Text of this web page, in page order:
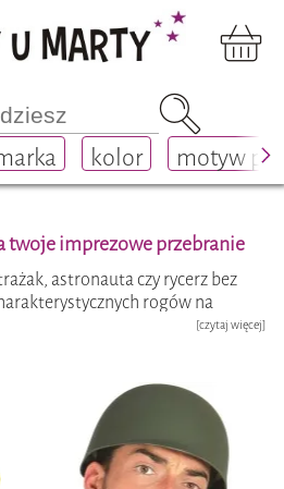
kolor motyw
dodatki do strojów
na głowę
twoje imprezowe przebranie
astronauta czy rycerz bez
rogów na
hełm lub kask to obowiązkowy[czytaj więcej]